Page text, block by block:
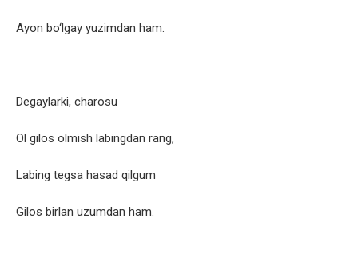
Ayon bo‘lgay yuzimdan ham.
Degaylarki, charosu
Ol gilos olmish labingdan rang,
Labing tegsa hasad qilgum
Gilos birlan uzumdan ham.